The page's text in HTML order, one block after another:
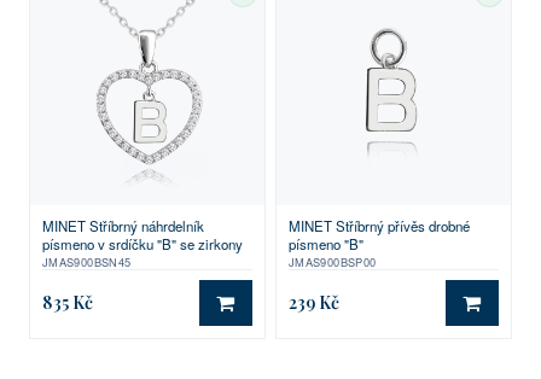
MINET Stříbrný náhrdelník
písmeno v srdíčku "B" se zirkony
JMAS900BSN45
835 Kč DO KOŠÍKU
MINET Stříbrný přívěs drobné
písmeno "B"
JMAS900BSP00
239 Kč DO